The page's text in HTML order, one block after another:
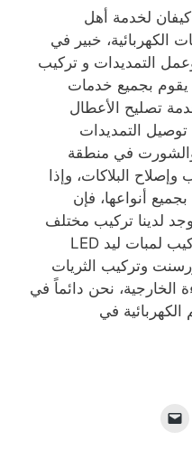
لخدمة أهل
الكهربائية، خبير في
التمديدات و تركيب
يقوم بجميع خدمات
تصليح الأعطال
توصيل التمديدات
والشورت في منطقة
البلاكات، وإذا
أنواعها، فإن
لدينا تركيب مختلف
أنواع الإضاءة سبوت لايت وتركيب لمبات ليد LED
وتركيب الثريات
الخارجية، نحن دائماً في
الكهربائية في